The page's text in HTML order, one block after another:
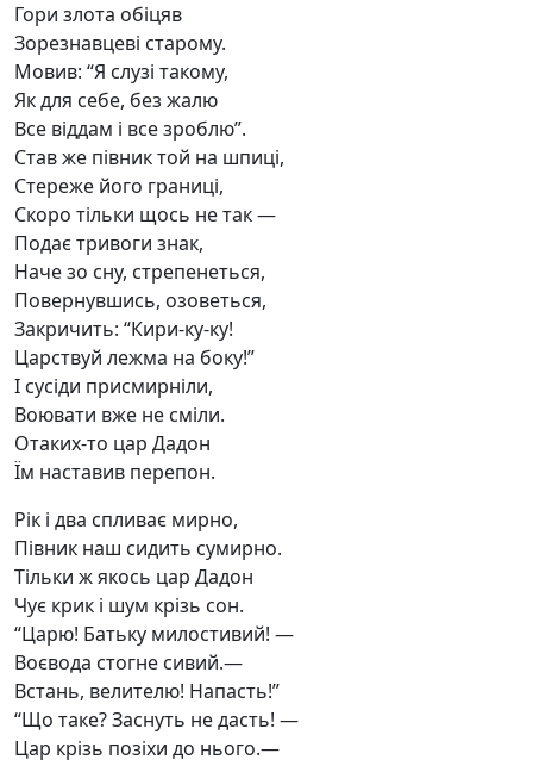
Гори злота обіцяв
Зорезнавцеві старому.
Мовив: “Я слузі такому,
Як для себе, без жалю
Все віддам і все зроблю”.
Став же півник той на шпиці,
Стереже його границі,
Скоро тільки щось не так —
Подає тривоги знак,
Наче зо сну, стрепенеться,
Повернувшись, озоветься,
Закричить: “Кири-ку-ку!
Царствуй лежма на боку!”
І сусіди присмирніли,
Воювати вже не сміли.
Отаких-то цар Дадон
Їм наставив перепон.
Рік і два спливає мирно,
Півник наш сидить сумирно.
Тільки ж якось цар Дадон
Чує крик і шум крізь сон.
“Царю! Батьку милостивий! —
Воєвода стогне сивий.—
Встань, велителю! Напасть!”
“Що таке? Заснуть не дасть! —
Цар крізь позіхи до нього.—